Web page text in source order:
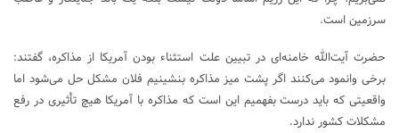
سرزمین است.
حضرت آیت‌الله خامنه‌ای در تبیین علت استثناء بودن آمریکا از مذاکره، گفتند:
برخی وانمود می‌کنند اگر پشت میز مذاکره بنشینیم فلان مشکل حل می‌شود اما
واقعیتی که باید درست بفهمیم این است که مذاکره با آمریکا هیچ تأثیری در رفع
مشکلات کشور ندارد.